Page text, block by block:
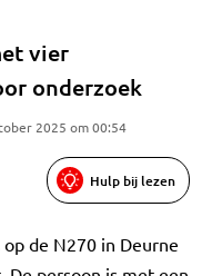
vier
onderzoek
2025 om 00:54
Hulp bij lezen
de N270 in Deurne